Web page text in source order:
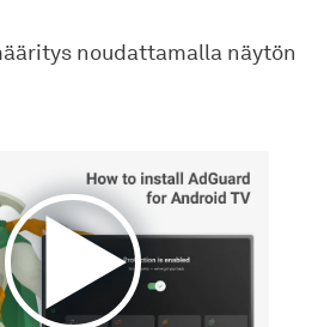
noudattamalla näytön